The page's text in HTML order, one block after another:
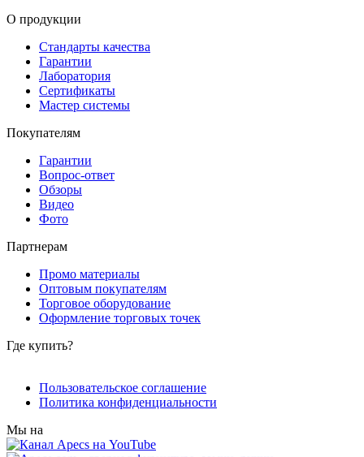
О продукции
Стандарты качества
Гарантии
Лаборатория
Сертификаты
Мастер системы
Покупателям
Гарантии
Вопрос-ответ
Обзоры
Видео
Фото
Партнерам
Промо материалы
Оптовым покупателям
Торговое оборудование
Оформление торговых точек
Где купить?
Пользовательское соглашение
Политика конфиденциальности
Мы на